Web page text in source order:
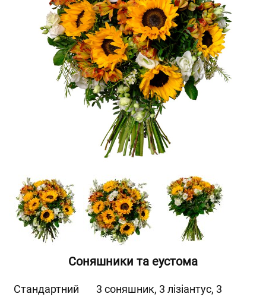
Соняшники та еустома
Cтандартний
3 соняшник, 3 лізіантус, 3